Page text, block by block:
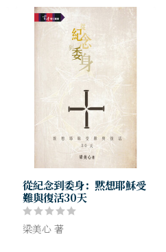
從紀念到委身：黙想耶穌受
難與復活30天
梁美心 著